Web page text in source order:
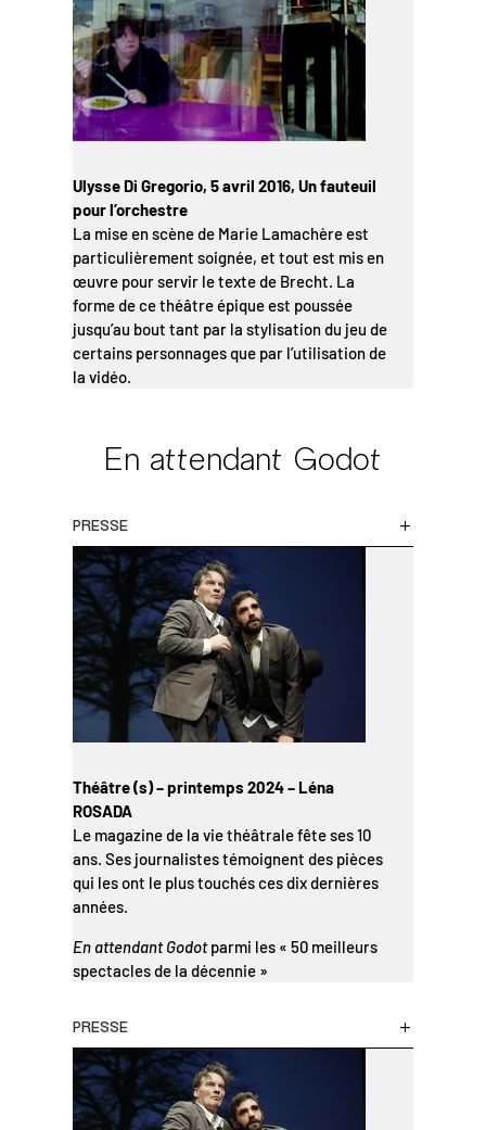
Ulysse Di Gregorio, 5 avril 2016, Un fauteuil
pour l’orchestre
La mise en scène de Marie Lamachère est
particulièrement soignée, et tout est mis en
œuvre pour servir le texte de Brecht. La
forme de ce théâtre épique est poussée
jusqu’au bout tant par la stylisation du jeu de
certains personnages que par l’utilisation de
la vidéo.
En attendant Godot
PRESSE
Théâtre (s) – printemps 2024 – Léna
ROSADA
Le magazine de la vie théâtrale fête ses 10
ans. Ses journalistes témoignent des pièces
qui les ont le plus touchésces dix dernières
années.
En attendant Godotparmi les «50 meilleurs
spectacles de la décennie »
PRESSE